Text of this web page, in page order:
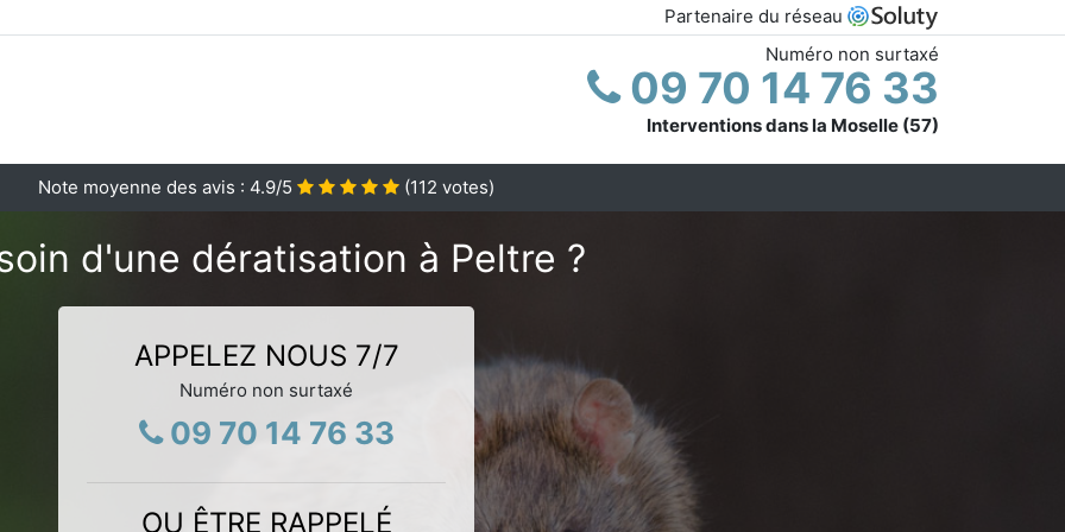
Partenaire du réseau
Numéro non surtaxé
09 70 14 76 33
Interventions dans la Moselle (57)
Note moyenne des avis : 4.9/5 (112 votes)
d'une dératisation à Peltre ?
APPELEZ NOUS 7/7
Numéro non surtaxé
09 70 14 76 33
OU ÊTRE RAPPELÉ